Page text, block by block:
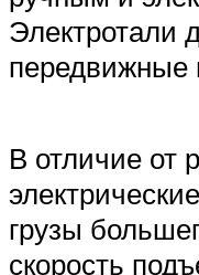
Электротали
передвижные
В отличие от
грузы
скорость